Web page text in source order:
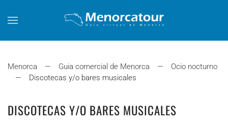
Skip to main content
Menorca Guia comercial de Menorca
Ocio nocturno
Discotecas y/o bares musicales
DISCOTECAS Y/O BARES MUSICALES